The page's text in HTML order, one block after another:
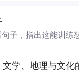
句子，指出这能训练
可拓展阅读和观察
文学、地理与文化